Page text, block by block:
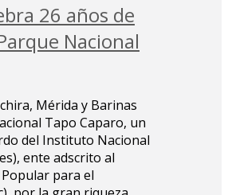
26 años de
Nacional
Mérida y Barinas
Tapo Caparo, un
del Instituto Nacional
ente adscrito al
para el